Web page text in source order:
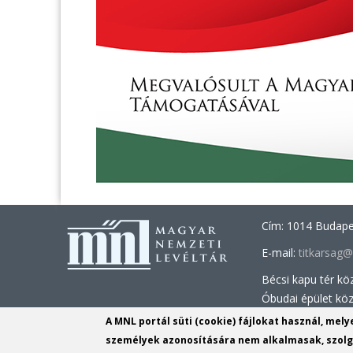
Cím: 1014
E-mail:
Bécsi kapu tér
Óbudai épület
Információs
Tel.: +36 1 225
A MNL portál süti (cookie) fájlokat használ,
személyek azonosítására nem alkalmasak,